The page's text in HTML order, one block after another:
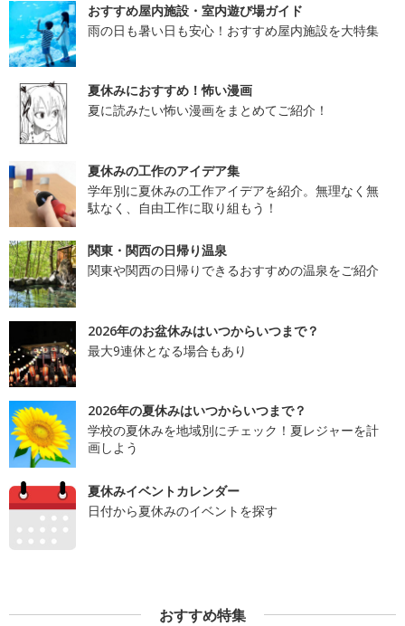
おすすめ屋内施設・室内遊び場ガイド
雨の日も暑い日も安心！おすすめ屋内施設を大特集
夏休みにおすすめ！怖い漫画
夏に読みたい怖い漫画をまとめてご紹介！
夏休みの工作のアイデア集
学年別に夏休みの工作アイデアを紹介。無理なく無
駄なく、自由工作に取り組もう！
関東・関西の日帰り温泉
関東や関西の日帰りできるおすすめの温泉をご紹介
2026年のお盆休みはいつからいつまで？
最大9連休となる場合もあり
2026年の夏休みはいつからいつまで？
学校の夏休みを地域別にチェック！夏レジャーを計
画しよう
夏休みイベントカレンダー
日付から夏休みのイベントを探す
おすすめ特集